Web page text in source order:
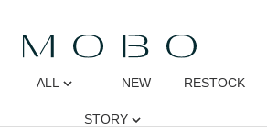
ALL NEW RESTOCK
STORY